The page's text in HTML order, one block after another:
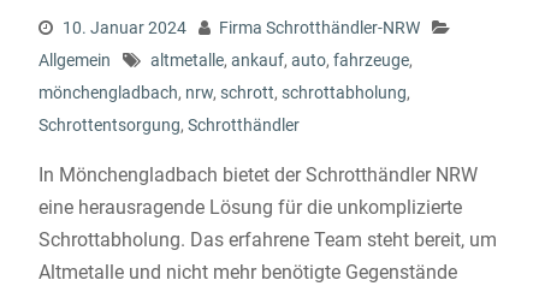
10. Januar 2024
Firma Schrotthändler-NRW
Allgemein
altmetalle, ankauf, auto, fahrzeuge,
mönchengladbach, nrw, schrott, schrottabholung,
Schrottentsorgung, Schrotthändler
In Mönchengladbach bietet der Schrotthändler NRW
eine herausragende Lösung für die unkomplizierte
Schrottabholung. Das erfahrene Team steht bereit, um
Altmetalle und nicht mehr benötigte Gegenstände